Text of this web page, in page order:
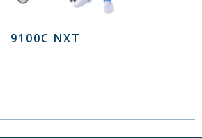
9100C NXT